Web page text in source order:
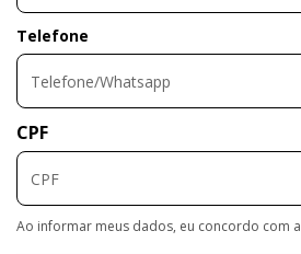
Telefone
CPF
Ao informar meus dados, eu concordo com a